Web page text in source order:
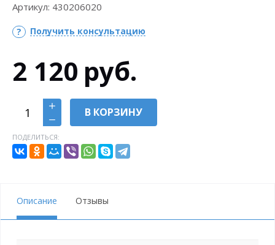
Артикул: 430206020
Получить консультацию
2 120 руб.
В КОРЗИНУ
ПОДЕЛИТЬСЯ:
Описание Отзывы